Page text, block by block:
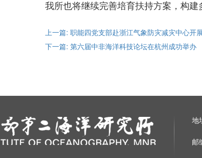
我所也将继续完善培育扶持方案，构建
上一篇: 职能四党支部赴浙江气象防灾减灾中心开
下一篇: 第六届中非海洋科技论坛在杭州成功举办
地
邮